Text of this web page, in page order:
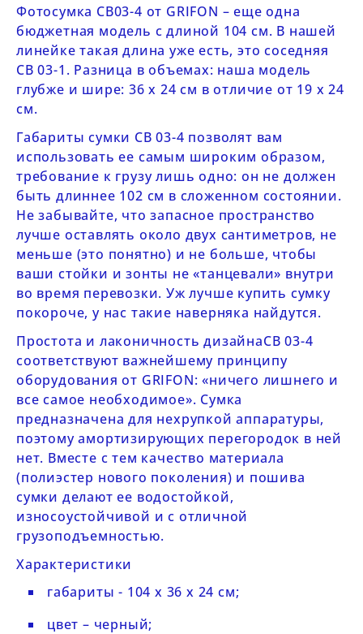
Фотосумка CB03-4 от GRIFON – еще одна
бюджетная модель с длиной 104 см. В нашей
линейке такая длина уже есть, это соседняя
CB 03-1 . Разница в объемах: наша модель
глубже и шире: 36 х 24 см в отличие от 19 х 24
см.
Габариты сумки CB 03-4 позволят вам
использовать ее самым широким образом,
требование к грузу лишь одно: он не должен
быть длиннее 102 см в сложенном состоянии.
Не забывайте, что запасное пространство
лучше оставлять около двух сантиметров, не
меньше (это понятно) и не больше, чтобы
ваши стойки и зонты не «танцевали» внутри
во время перевозки. Уж лучше купить сумку
покороче, у нас такие наверняка найдутся.
Простота и лаконичность дизайнаCB 03-4
соответствуют важнейшему принципу
оборудования от GRIFON: «ничего лишнего и
все самое необходимое». Сумка
предназначена для нехрупкой аппаратуры,
поэтому амортизирующих перегородок в ней
нет. Вместе с тем качество материала
(полиэстер нового поколения) и пошива
сумки делают ее водостойкой,
износоустойчивой и с отличной
грузоподъемностью.
Характеристики
габариты - 104 х 36 х 24 см;
цвет – черный;